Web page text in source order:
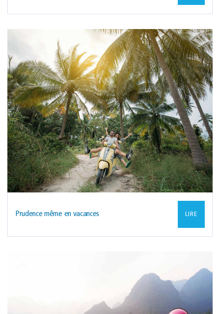
Prudence même en vacances LIRE